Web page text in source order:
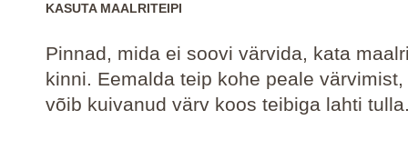
KASUTA MAALRITEIPI
Pinnad, mida ei soovi värvida, kata
kinni. Eemalda teip kohe peale
võib kuivanud värv koos teibiga lahti